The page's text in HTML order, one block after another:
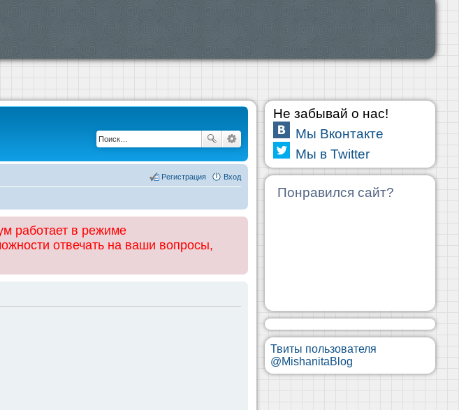
Вход
Регистрация
работает в режиме
отвечать на ваши вопросы,
Не забывай о нас!
Мы Вконтакте
Мы в Twitter
Понравился сайт?
Твиты пользователя
@MishanitaBlog